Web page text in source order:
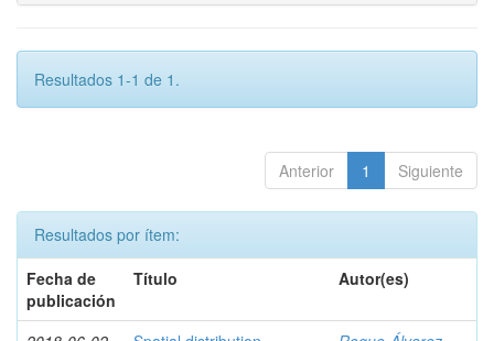
Resultados 1-1 de 1.
Anterior 1 Siguiente
Resultados por ítem:
Fecha de
publicación
Título Autor(es)